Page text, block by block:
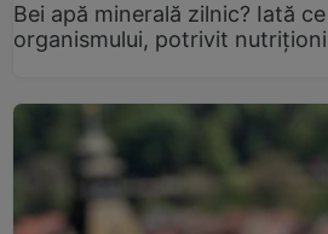
Bei apă minerală zilnic? Iată
organismului, potrivit